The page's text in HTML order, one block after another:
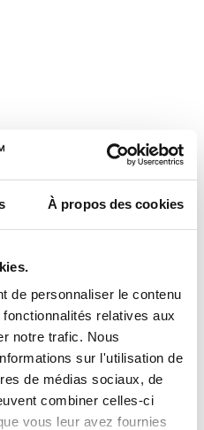
À propos des cookies
de personnaliser le contenu
relatives aux
notre trafic. Nous
sur l'utilisation de
de médias sociaux, de
combiner celles-ci
vous leur avez fournies